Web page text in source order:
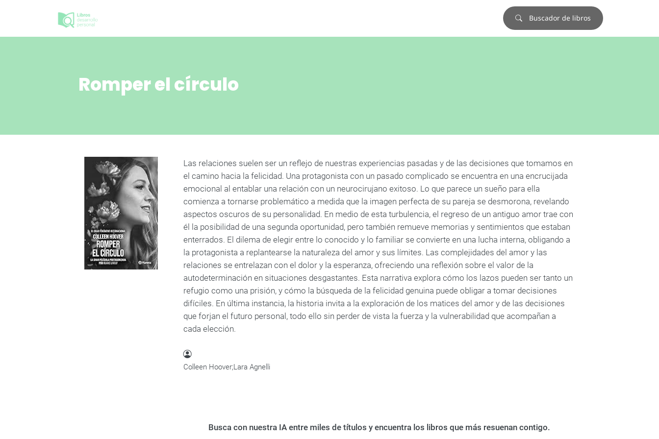
Buscador de libros
Romper el círculo
Las relaciones suelen ser un reflejo de nuestras experiencias pasadas y de las decisiones que tomamos en
el camino hacia la felicidad. Una protagonista con un pasado complicado se encuentra en una encrucijada
emocional al entablar una relación con un neurocirujano exitoso. Lo que parece un sueño para ella
comienza a tornarse problemático a medida que la imagen perfecta de su pareja se desmorona, revelando
aspectos oscuros de su personalidad. En medio de esta turbulencia, el regreso de un antiguo amor trae con
él la posibilidad de una segunda oportunidad, pero también remueve memorias y sentimientos que estaban
enterrados. El dilema de elegir entre lo conocido y lo familiar se convierte en una lucha interna, obligando a
la protagonista a replantearse la naturaleza del amor y sus límites. Las complejidades del amor y las
relaciones se entrelazan con el dolor y la esperanza, ofreciendo una reflexión sobre el valor de la
autodeterminación en situaciones desgastantes. Esta narrativa explora cómo los lazos pueden ser tanto un
refugio como una prisión, y cómo la búsqueda de la felicidad genuina puede obligar a tomar decisiones
difíciles. En última instancia, la historia invita a la exploración de los matices del amor y de las decisiones
que forjan el futuro personal, todo ello sin perder de vista la fuerza y la vulnerabilidad que acompañan a
cada elección.
Colleen Hoover;Lara Agnelli
Busca con nuestra IA entre miles de títulos y encuentra los libros que más resuenan contigo.